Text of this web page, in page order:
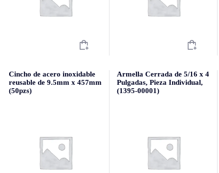
Cincho de acero inoxidable
reusable de 9.5mm x 457mm
(50pzs)
Armella Cerrada de 5/16 x 4
Pulgadas, Pieza Individual,
(1395-00001)